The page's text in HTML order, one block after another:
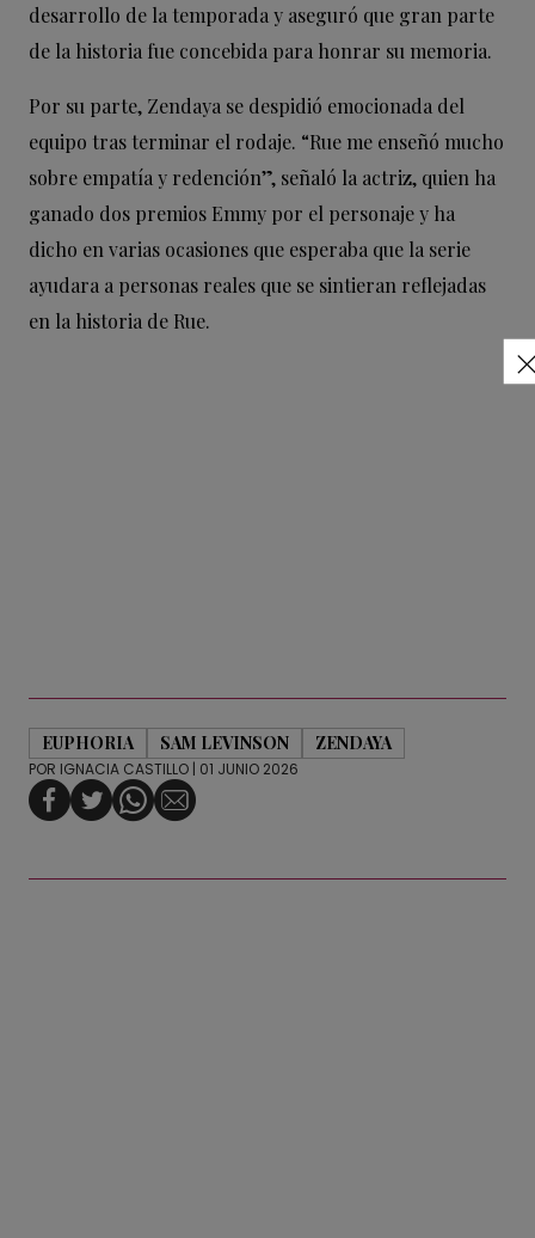
desarrollo de la temporada y aseguró que gran parte
de la historia fue concebida para honrar su memoria.
Por su parte, Zendaya se despidió emocionada del
equipo tras terminar el rodaje. “Rue me enseñó mucho
sobre empatía y redención”, señaló la actriz, quien ha
ganado dos premios Emmy por el personaje y ha
dicho en varias ocasiones que esperaba que la serie
ayudara a personas reales que se sintieran reflejadas
en la historia de Rue.
EUPHORIA SAM LEVINSON ZENDAYA
POR IGNACIA CASTILLO | 01 JUNIO 2026